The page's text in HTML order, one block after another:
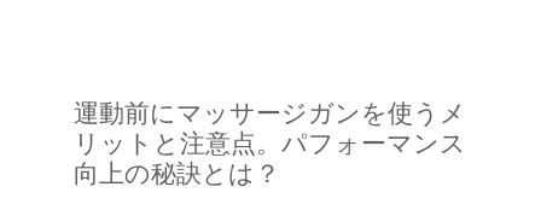
運動前にマッサージガンを使うメ
リットと注意点。パフォーマンス
向上の秘訣とは？